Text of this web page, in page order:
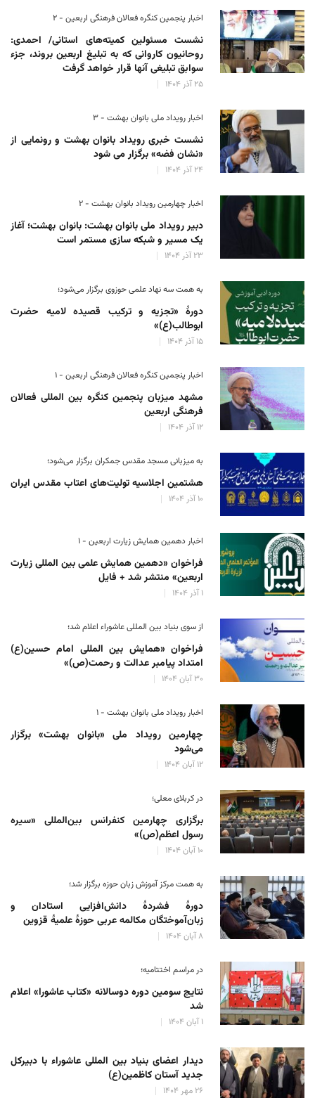
اخبار پنجمین کنگره فعالان فرهنگی اربعین - ۲
نشست مسئولین کمیته‌های استانی/ احمدی:
روحانیون کاروانی که به تبلیغ اربعین بروند، جزء
سوابق تبلیغی آنها قرار خواهد گرفت
۲۵ آذر ۱۴۰۴
اخبار رویداد ملی بانوان بهشت - ۳
نشست خبری رویداد بانوان بهشت و رونمایی از
«نشان فضه» برگزار می شود
۲۴ آذر ۱۴۰۴
اخبار چهارمین رویداد بانوان بهشت - ۲
دبیر رویداد ملی بانوان بهشت: بانوان بهشت؛ آغاز
یک مسیر و شبکه سازی مستمر است
۲۳ آذر ۱۴۰۴
به همت سه نهاد علمی حوزوی برگزار می‌شود؛
دورهٔ «تجزیه و ترکیب قصیده لامیه حضرت
ابوطالب(ع)»
۱۵ آذر ۱۴۰۴
اخبار پنجمین کنگره فعالان فرهنگی اربعین - ۱
مشهد میزبان پنجمین کنگره بین المللی فعالان
فرهنگی اربعین
۱۲ آذر ۱۴۰۴
به میزبانی مسجد مقدس جمکران برگزار می‌شود؛
هشتمین اجلاسیه تولیت‌های اعتاب مقدس ایران
۱۰ آذر ۱۴۰۴
اخبار دهمین همایش زیارت اربعین - ۱
فراخوان «دهمین همایش علمی بین المللی زیارت
اربعین» منتشر شد + فایل
۱ آذر ۱۴۰۴
از سوی بنیاد بین المللی عاشوراء اعلام شد؛
فراخوان «همایش بین المللی امام حسین(ع)
امتداد پیامبر عدالت و رحمت(ص)»
۳۰ آبان ۱۴۰۴
اخبار رویداد ملی بانوان بهشت - ۱
چهارمین رویداد ملی «بانوان بهشت» برگزار
می‌شود
۱۲ آبان ۱۴۰۴
در کربلای معلی؛
برگزاری چهارمین کنفرانس بین‌المللی «سیره
رسول اعظم(ص)»
۱۰ آبان ۱۴۰۴
به همت مرکز آموزش زبان حوزه‌ برگزار شد؛
دورهٔ فشردهٔ دانش‌افزایی استادان و
زبان‌آموختگان مکالمه عربی حوزهٔ علمیهٔ قزوین
۸ آبان ۱۴۰۴
در مراسم اختتامیه؛
نتایج سومین دوره‌ دوسالانه‌ «کتاب عاشورا» اعلام
شد
۱ آبان ۱۴۰۴
دیدار اعضای بنیاد بین المللی عاشوراء با دبیرکل
جدید آستان کاظمین(ع)
۲۶ مهر ۱۴۰۴